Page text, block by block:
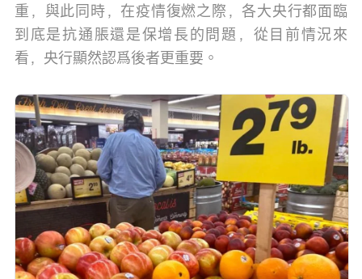
重，與此同時，在疫情復燃之際，各大央行都面臨
到底是抗通脹還是保增長的問題，從目前情況來
看，央行顯然認爲後者更重要。